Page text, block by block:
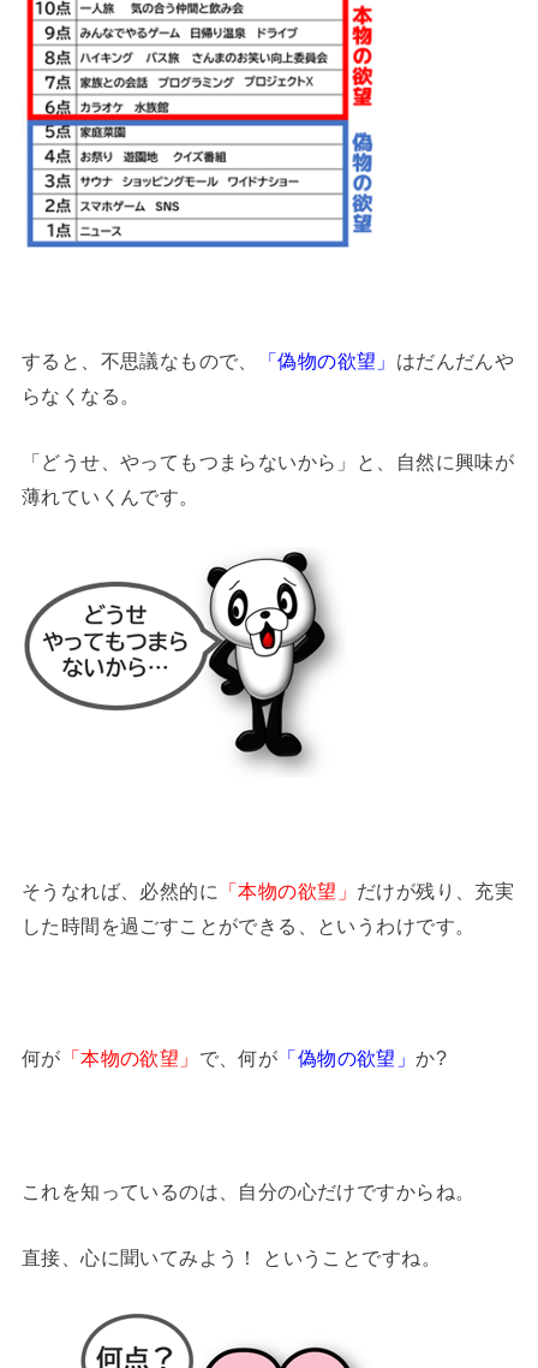
すると、不思議なもので、 「偽物の欲望」 はだんだんや
らなくなる。
「どうせ、やってもつまらないから」と、自然に興味が
薄れていくんです。
そうなれば、必然的に 「本物の欲望」 だけが残り、充実
した時間を過ごすことができる、というわけです。
何が 「本物の欲望」 で、何が 「偽物の欲望」か?
これを知っているのは、自分の心だけですからね。
直接、心に聞いてみよう！ ということですね。